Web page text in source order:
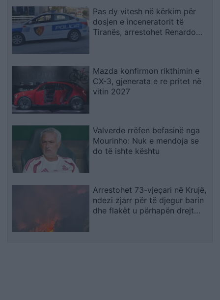
Pas dy vitesh në kërkim për
dosjen e inceneratorit të
Tiranës, arrestohet Renardo
Mazda konfirmon rikthimin e
CX-3, gjenerata e re pritet në
vitin 2027
Valverde rrëfen befasinë nga
Mourinho: Nuk e mendoja se
do të ishte kështu
Arrestohet 73-vjeçari në Krujë,
ndezi zjarr për të djegur barin
dhe flakët u përhapën drejt